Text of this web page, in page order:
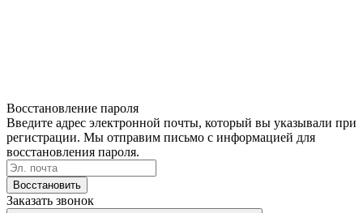
Восстановление пароля
Введите адрес электронной почты, который вы указывали при
регистрации. Мы отправим письмо с информацией для
восстановления пароля.
Восстановить
Заказать звонок